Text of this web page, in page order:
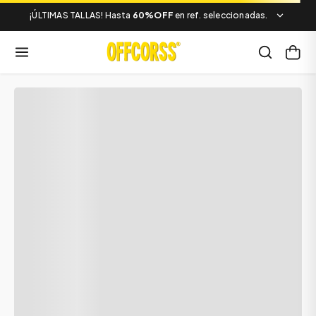
¡ÚLTIMAS TALLAS! Hasta 60%OFF en ref. seleccionadas.